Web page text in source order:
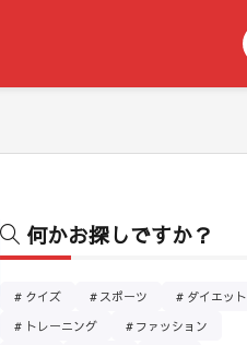
何かお探しですか？
クイズ スポーツ
ダイエット
トレーニング
ファッション